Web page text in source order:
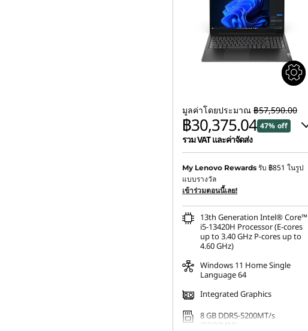
มูลค่าโดยประมาณ ฿57,590.00
฿30,375.04 47% off
รวม VAT และค่าจัดส่ง
ประหยัดทันที : -฿26,595.06
การประหยัด eCoupon :
My Lenovo Rewards รับ ฿851 ในรูป
แบบรางวัล
เข้าร่วมตอนนี้เลย!
13th Generation Intel® Core™
i5-13420H Processor (E-cores
up to 3.40 GHz P-cores up to
4.60 GHz)
Windows 11 Home Single
Language 64
Integrated Graphics
8 GB DDR5-5200MT/s
(SODIMM)